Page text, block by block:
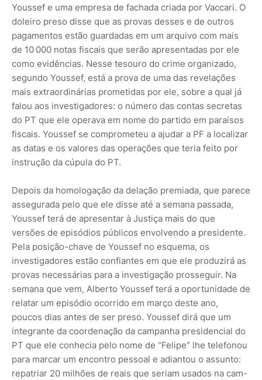
Youssef e uma empresa de fachada criada por Vaccari. O
doleiro preso disse que as provas desses e de outros
pagamentos estão guardadas em um arquivo com mais
de 10 000 notas fiscais que serão apresentadas por ele
como evidências. Nesse tesouro do crime organizado,
segundo Youssef, está a prova de uma das revelações
mais extraordinárias prometidas por ele, sobre a qual já
falou aos investigadores: o número das contas secretas
do PT que ele operava em nome do partido em paraísos
fiscais. Youssef se comprometeu a ajudar a PF a localizar
as datas e os valores das operações que teria feito por
instrução da cúpula do PT.
Depois da homologação da de­lação premiada, que parece
assegurada pelo que ele disse até a semana passada,
Youssef terá de apresentar à Justiça mais do que
versões de episódios públicos envolvendo a presidente.
Pela posição-chave de Youssef no esquema, os
investigadores estão con­fiantes em que ele produzirá as
provas necessárias para a investigação prosseguir. Na
semana que vem, Alberto Youssef terá a oportunidade de
relatar um episódio ocorrido em março deste ano,
poucos dias antes de ser preso. Youssef dirá que um
integrante da ­coor­­denação da campanha presidencial do
PT que ele conhecia pelo nome de “Felipe” lhe telefonou
para marcar um encontro pessoal e adiantou o assunto:
repatriar 20 milhões de reais que seriam usados na cam­